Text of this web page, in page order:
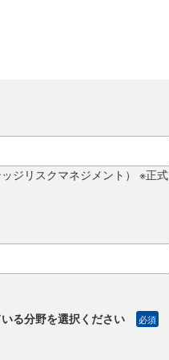
ジリスクマネジメント） ※正式
る分野を選択ください 必須